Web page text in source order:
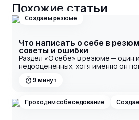
и экономику в Высшей школе
Похожие статьи
Создаем резюме
Что написать о себе в
советы и ошибки
Раздел «О себе» в резюме — один
недооцененных, хотя именно он
отличаетесь от других
на собеседование. В этой статье
9 минут
Проходим собеседование